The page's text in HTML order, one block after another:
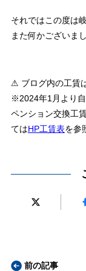
それではこの度は
また何かございま
⚠ ブログ内の工賃
※2024年1月より
ペンション交換工
てはHP工賃表を参
前の記事